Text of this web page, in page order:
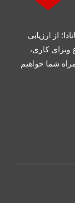
از ارزیابی
ویزای کاری،
شما خواهیم